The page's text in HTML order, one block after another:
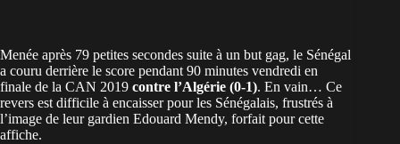
Menée après 79 petites secondes suite à un but gag, le Sénégal
a couru derrière le score pendant 90 minutes vendredi en
finale de la CAN 2019 contre l’Algérie (0-1). En vain… Ce
revers est difficile à encaisser pour les Sénégalais, frustrés à
l’image de leur gardien Edouard Mendy, forfait pour cette
affiche.